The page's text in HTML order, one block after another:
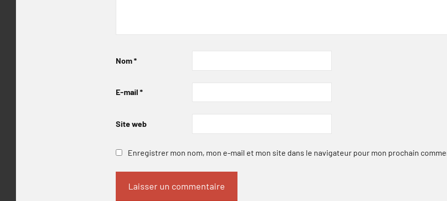
Nom*
E-mail *
Site web
Enregistrer mon nom, mon e-mail et mon site dans le navigateur pour mon prochain